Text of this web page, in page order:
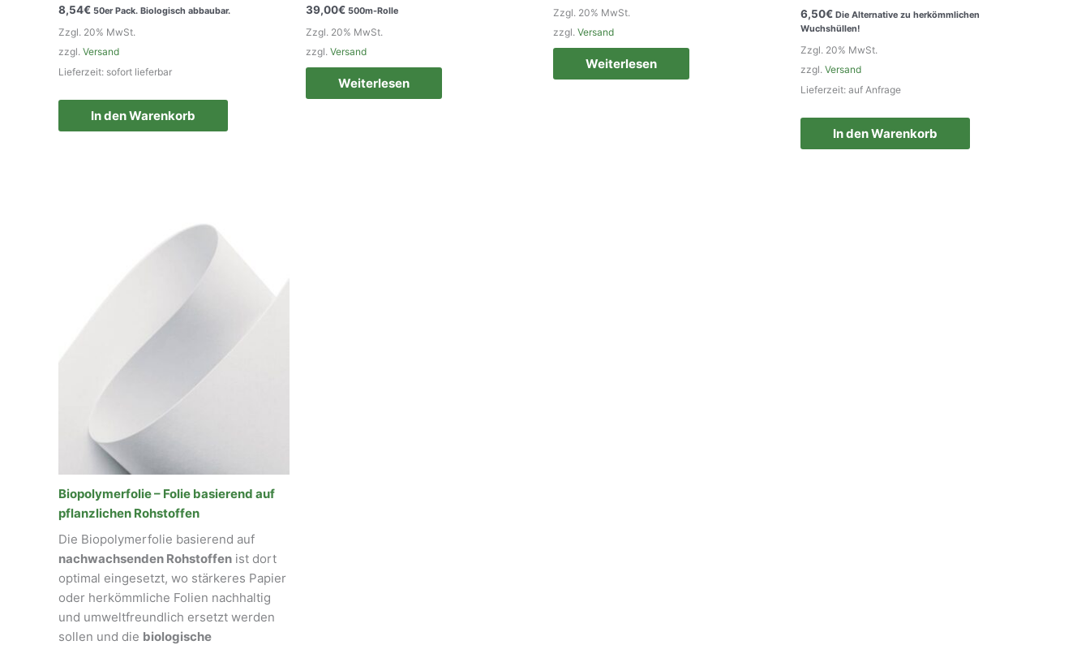
8,54€ 50er Pack. Biologisch abbaubar.
Zzgl. 20% MwSt.
zzgl. Versand
Lieferzeit: sofort lieferbar
In den Warenkorb
39,00€ 500m-Rolle
Zzgl. 20% MwSt.
zzgl. Versand
Weiterlesen
Zzgl. 20% MwSt.
zzgl. Versand
Weiterlesen
6,50€ Die Alternative zu herkömmlichen
Wuchshüllen!
Zzgl. 20% MwSt.
zzgl. Versand
Lieferzeit: auf Anfrage
In den Warenkorb
Biopolymerfolie – Folie basierend auf
pflanzlichen Rohstoffen
Die Biopolymerfolie basierend auf
nachwachsenden Rohstoffen ist dort
optimal eingesetzt, wo stärkeres Papier
oder herkömmliche Folien nachhaltig
und umweltfreundlich ersetzt werden
sollen und die biologische